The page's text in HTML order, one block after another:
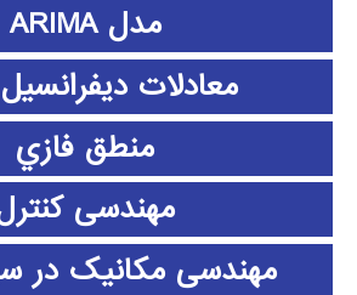
مدل ARIMA
معادلات دیفرانسیل ODE
منطق فازي
مهندسی
مهندسی مکانیک در